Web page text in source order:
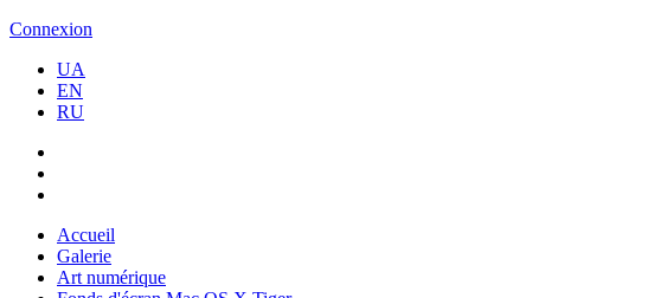
Connexion
UA
EN
RU
Accueil
Galerie
Art numérique